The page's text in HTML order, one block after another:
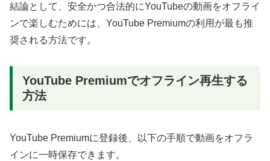
結論として、安全かつ合法的にYouTubeの動画をオフライ
ンで楽しむためには、YouTube Premiumの利用が最も推
奨される方法です。
YouTube Premiumでオフライン再生する
方法
YouTube Premiumに登録後、以下の手順で動画をオフラ
インに一時保存できます。